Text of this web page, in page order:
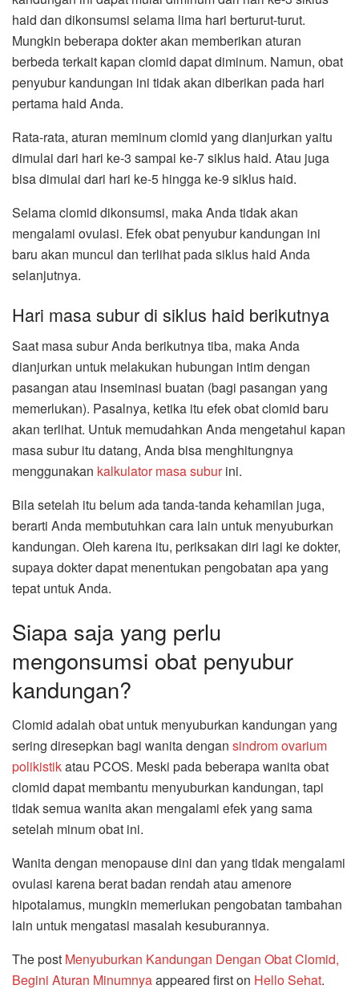
haid dan dikonsumsi selama lima hari berturut-turut.
Mungkin beberapa dokter akan memberikan aturan
berbeda terkait kapan clomid dapat diminum. Namun, obat
penyubur kandungan ini tidak akan diberikan pada hari
pertama haid Anda.
Rata-rata, aturan meminum clomid yang dianjurkan yaitu
dimulai dari hari ke-3 sampai ke-7 siklus haid. Atau juga
bisa dimulai dari hari ke-5 hingga ke-9 siklus haid.
Selama clomid dikonsumsi, maka Anda tidak akan
mengalami ovulasi. Efek obat penyubur kandungan ini
baru akan muncul dan terlihat pada siklus haid Anda
selanjutnya.
Hari masa subur di siklus haid berikutnya
Saat masa subur Anda berikutnya tiba, maka Anda
dianjurkan untuk melakukan hubungan intim dengan
pasangan atau inseminasi buatan (bagi pasangan yang
memerlukan). Pasalnya, ketika itu efek obat clomid baru
akan terlihat. Untuk memudahkan Anda mengetahui kapan
masa subur itu datang, Anda bisa menghitungnya
menggunakan kalkulator masa suburini.
Bila setelah itu belum ada tanda-tanda kehamilan juga,
berarti Anda membutuhkan cara lain untuk menyuburkan
kandungan. Oleh karena itu, periksakan diri lagi ke dokter,
supaya dokter dapat menentukan pengobatan apa yang
tepat untuk Anda.
Siapa saja yang perlu
mengonsumsi obat penyubur
kandungan?
Clomid adalah obat untuk menyuburkan kandungan yang
sering diresepkan bagi wanita dengan sindrom ovarium
polikistikatau PCOS. Meski pada beberapa wanita obat
clomid dapat membantu menyuburkan kandungan, tapi
tidak semua wanita akan mengalami efek yang sama
setelah minum obat ini.
Wanita dengan menopause dini dan yang tidak mengalami
ovulasi karena berat badan rendah atau amenore
hipotalamus, mungkin memerlukan pengobatan tambahan
lain untuk mengatasi masalah kesuburannya.
The post Menyuburkan Kandungan Dengan Obat Clomid,
Begini Aturan Minumnyaappeared first on Hello Sehat.